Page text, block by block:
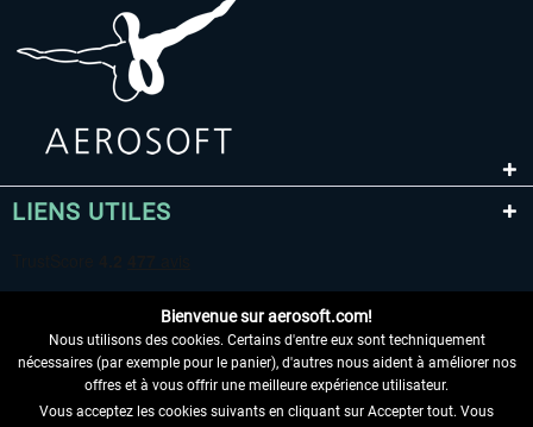
LIENS UTILES
Bienvenue sur aerosoft.com!
Nous utilisons des cookies. Certains d'entre eux sont techniquement
nécessaires (par exemple pour le panier), d'autres nous aident à améliorer nos
offres et à vous offrir une meilleure expérience utilisateur.
Vous acceptez les cookies suivants en cliquant sur Accepter tout. Vous